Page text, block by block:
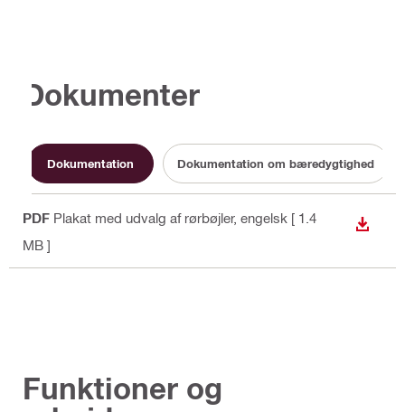
Dokumenter
Dokumentation Dokumentation om bæredygtighed
PDF Plakat med udvalg af rørbøjler, engelsk [ 1.4
MB ]
Funktioner og